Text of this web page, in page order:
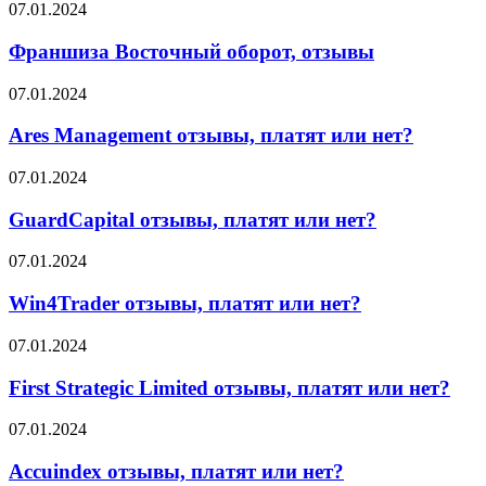
Франшиза
оборот,
отзывы
07.01.2024
Франшиза Восточный оборот, отзывы
Ares
отзывы,
или
07.01.2024
Ares Management отзывы, платят или нет?
GuardCapital
платят
или
нет?
07.01.2024
GuardCapital отзывы, платят или нет?
Win4Trader
платят
нет?
07.01.2024
Win4Trader отзывы, платят или нет?
First
Limited
отзывы,
платят
нет?
07.01.2024
First Strategic Limited отзывы, платят или нет?
Accuindex
платят
07.01.2024
Accuindex отзывы, платят или нет?